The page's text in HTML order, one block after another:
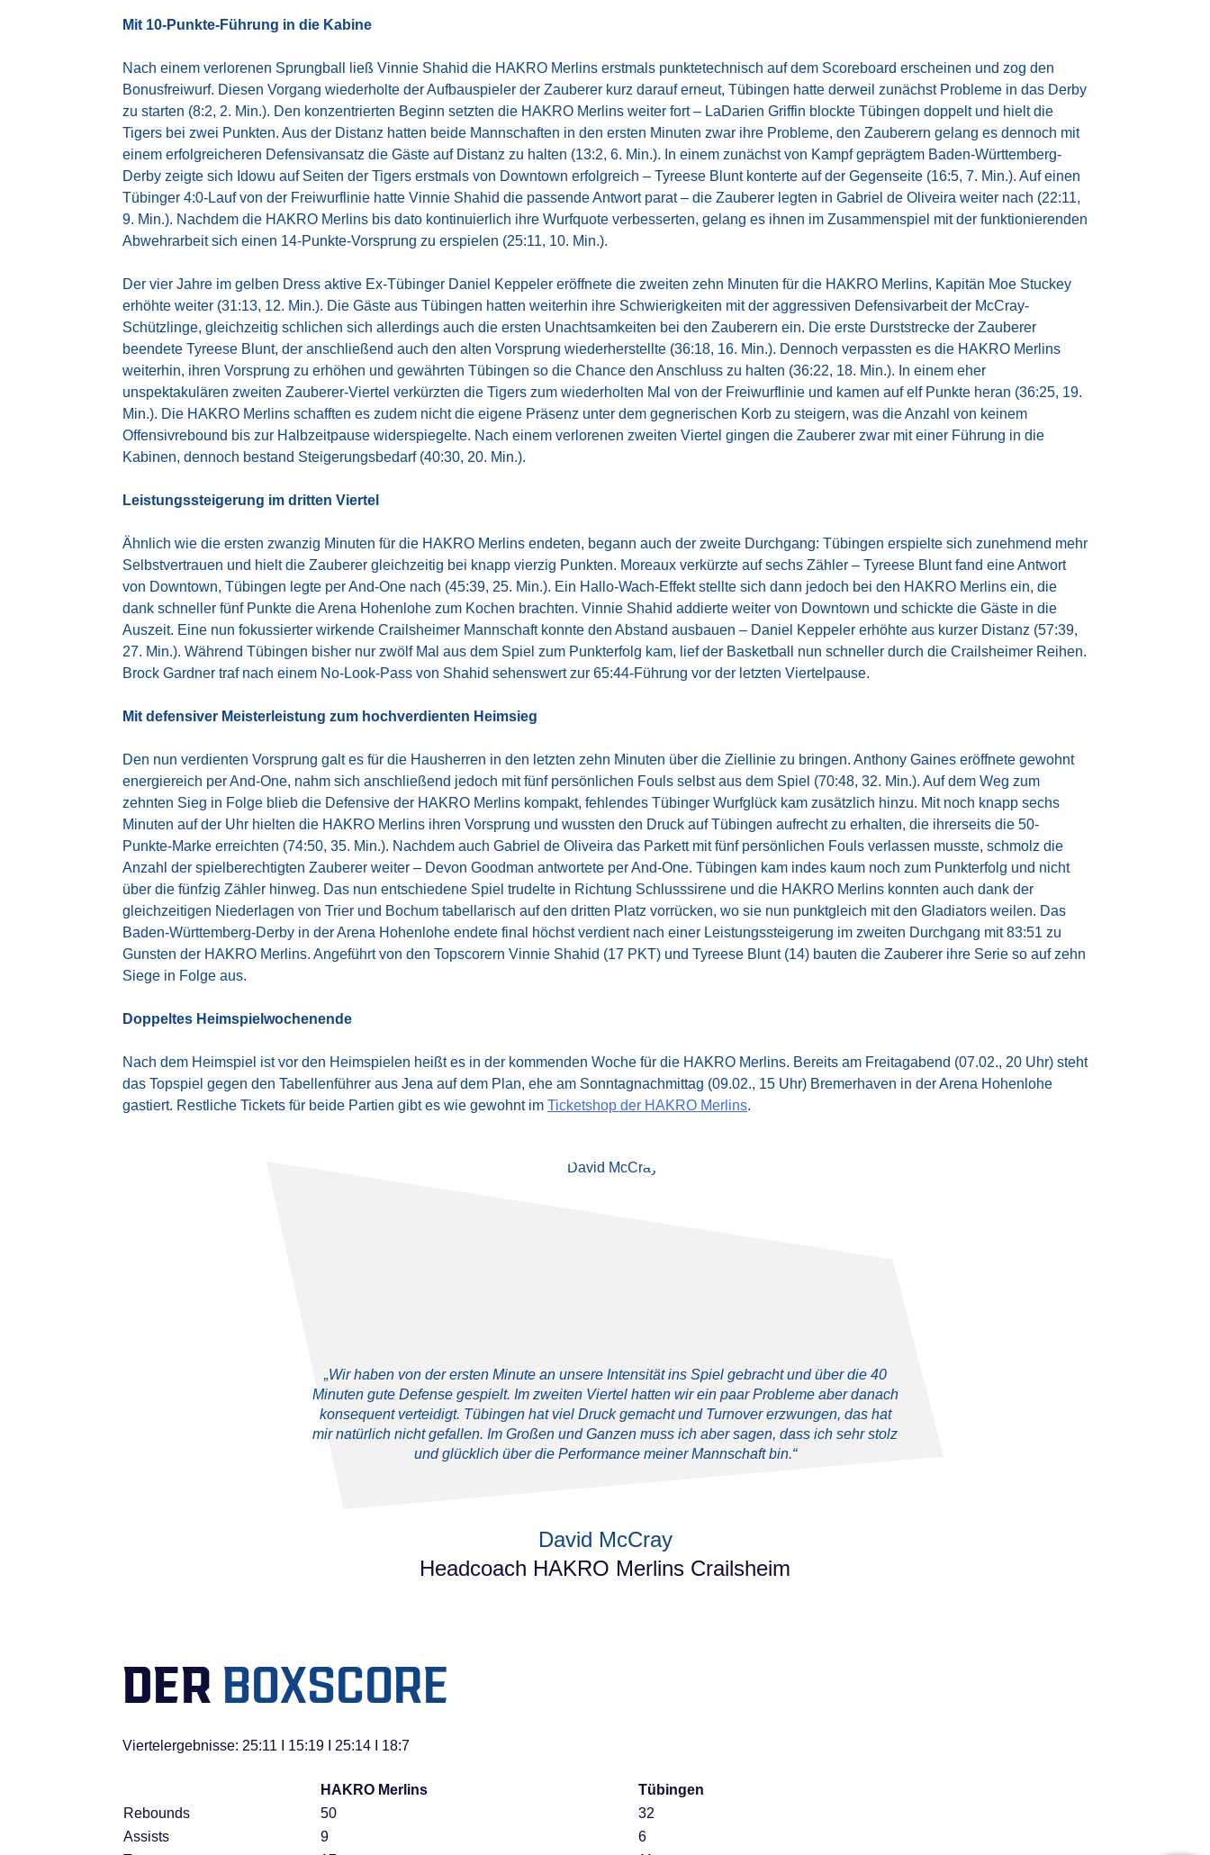
Mit 10-Punkte-Führung in die Kabine
Nach einem verlorenen Sprungball ließ Vinnie Shahid die HAKRO Merlins erstmals punktetechnisch auf dem Scoreboard erscheinen und zog den
Bonusfreiwurf. Diesen Vorgang wiederholte der Aufbauspieler der Zauberer kurz darauf erneut, Tübingen hatte derweil zunächst Probleme in das Derby
zu starten (8:2, 2. Min.). Den konzentrierten Beginn setzten die HAKRO Merlins weiter fort – LaDarien Griffin blockte Tübingen doppelt und hielt die
Tigers bei zwei Punkten. Aus der Distanz hatten beide Mannschaften in den ersten Minuten zwar ihre Probleme, den Zauberern gelang es dennoch mit
einem erfolgreicheren Defensivansatz die Gäste auf Distanz zu halten (13:2, 6. Min.). In einem zunächst von Kampf geprägtem Baden-Württemberg-
Derby zeigte sich Idowu auf Seiten der Tigers erstmals von Downtown erfolgreich – Tyreese Blunt konterte auf der Gegenseite (16:5, 7. Min.). Auf einen
Tübinger 4:0-Lauf von der Freiwurflinie hatte Vinnie Shahid die passende Antwort parat – die Zauberer legten in Gabriel de Oliveira weiter nach (22:11,
9. Min.). Nachdem die HAKRO Merlins bis dato kontinuierlich ihre Wurfquote verbesserten, gelang es ihnen im Zusammenspiel mit der funktionierenden
Abwehrarbeit sich einen 14-Punkte-Vorsprung zu erspielen (25:11, 10. Min.).
Der vier Jahre im gelben Dress aktive Ex-Tübinger Daniel Keppeler eröffnete die zweiten zehn Minuten für die HAKRO Merlins, Kapitän Moe Stuckey
erhöhte weiter (31:13, 12. Min.). Die Gäste aus Tübingen hatten weiterhin ihre Schwierigkeiten mit der aggressiven Defensivarbeit der McCray-
Schützlinge, gleichzeitig schlichen sich allerdings auch die ersten Unachtsamkeiten bei den Zauberern ein. Die erste Durststrecke der Zauberer
beendete Tyreese Blunt, der anschließend auch den alten Vorsprung wiederherstellte (36:18, 16. Min.). Dennoch verpassten es die HAKRO Merlins
weiterhin, ihren Vorsprung zu erhöhen und gewährten Tübingen so die Chance den Anschluss zu halten (36:22, 18. Min.). In einem eher
unspektakulären zweiten Zauberer-Viertel verkürzten die Tigers zum wiederholten Mal von der Freiwurflinie und kamen auf elf Punkte heran (36:25, 19.
Min.). Die HAKRO Merlins schafften es zudem nicht die eigene Präsenz unter dem gegnerischen Korb zu steigern, was die Anzahl von keinem
Offensivrebound bis zur Halbzeitpause widerspiegelte. Nach einem verlorenen zweiten Viertel gingen die Zauberer zwar mit einer Führung in die
Kabinen, dennoch bestand Steigerungsbedarf (40:30, 20. Min.).
Leistungssteigerung im dritten Viertel
Ähnlich wie die ersten zwanzig Minuten für die HAKRO Merlins endeten, begann auch der zweite Durchgang: Tübingen erspielte sich zunehmend mehr
Selbstvertrauen und hielt die Zauberer gleichzeitig bei knapp vierzig Punkten. Moreaux verkürzte auf sechs Zähler – Tyreese Blunt fand eine Antwort
von Downtown, Tübingen legte per And-One nach (45:39, 25. Min.). Ein Hallo-Wach-Effekt stellte sich dann jedoch bei den HAKRO Merlins ein, die
dank schneller fünf Punkte die Arena Hohenlohe zum Kochen brachten. Vinnie Shahid addierte weiter von Downtown und schickte die Gäste in die
Auszeit. Eine nun fokussierter wirkende Crailsheimer Mannschaft konnte den Abstand ausbauen – Daniel Keppeler erhöhte aus kurzer Distanz (57:39,
27. Min.). Während Tübingen bisher nur zwölf Mal aus dem Spiel zum Punkterfolg kam, lief der Basketball nun schneller durch die Crailsheimer Reihen.
Brock Gardner traf nach einem No-Look-Pass von Shahid sehenswert zur 65:44-Führung vor der letzten Viertelpause.
Mit defensiver Meisterleistung zum hochverdienten Heimsieg
Den nun verdienten Vorsprung galt es für die Hausherren in den letzten zehn Minuten über die Ziellinie zu bringen. Anthony Gaines eröffnete gewohnt
energiereich per And-One, nahm sich anschließend jedoch mit fünf persönlichen Fouls selbst aus dem Spiel (70:48, 32. Min.). Auf dem Weg zum
zehnten Sieg in Folge blieb die Defensive der HAKRO Merlins kompakt, fehlendes Tübinger Wurfglück kam zusätzlich hinzu. Mit noch knapp sechs
Minuten auf der Uhr hielten die HAKRO Merlins ihren Vorsprung und wussten den Druck auf Tübingen aufrecht zu erhalten, die ihrerseits die 50-
Punkte-Marke erreichten (74:50, 35. Min.). Nachdem auch Gabriel de Oliveira das Parkett mit fünf persönlichen Fouls verlassen musste, schmolz die
Anzahl der spielberechtigten Zauberer weiter – Devon Goodman antwortete per And-One. Tübingen kam indes kaum noch zum Punkterfolg und nicht
über die fünfzig Zähler hinweg. Das nun entschiedene Spiel trudelte in Richtung Schlusssirene und die HAKRO Merlins konnten auch dank der
gleichzeitigen Niederlagen von Trier und Bochum tabellarisch auf den dritten Platz vorrücken, wo sie nun punktgleich mit den Gladiators weilen. Das
Baden-Württemberg-Derby in der Arena Hohenlohe endete final höchst verdient nach einer Leistungssteigerung im zweiten Durchgang mit 83:51 zu
Gunsten der HAKRO Merlins. Angeführt von den Topscorern Vinnie Shahid (17 PKT) und Tyreese Blunt (14) bauten die Zauberer ihre Serie so auf zehn
Siege in Folge aus.
Doppeltes Heimspielwochenende
Nach dem Heimspiel ist vor den Heimspielen heißt es in der kommenden Woche für die HAKRO Merlins. Bereits am Freitagabend (07.02., 20 Uhr) steht
das Topspiel gegen den Tabellenführer aus Jena auf dem Plan, ehe am Sonntagnachmittag (09.02., 15 Uhr) Bremerhaven in der Arena Hohenlohe
gastiert. Restliche Tickets für beide Partien gibt es wie gewohnt im Ticketshop der HAKRO Merlins.
„Wir haben von der ersten Minute an unsere Intensität ins Spiel gebracht und über die 40
Minuten gute Defense gespielt. Im zweiten Viertel hatten wir ein paar Probleme aber danach
konsequent verteidigt. Tübingen hat viel Druck gemacht und Turnover erzwungen, das hat
mir natürlich nicht gefallen. Im Großen und Ganzen muss ich aber sagen, dass ich sehr stolz
und glücklich über die Performance meiner Mannschaft bin.“
David McCray
Headcoach HAKRO Merlins Crailsheim
DER BOXSCORE
Viertelergebnisse: 25:11 I 15:19 I 25:14 I 18:7
HAKRO Merlins
Tübingen
Rebounds
50
32
Assists
9
6